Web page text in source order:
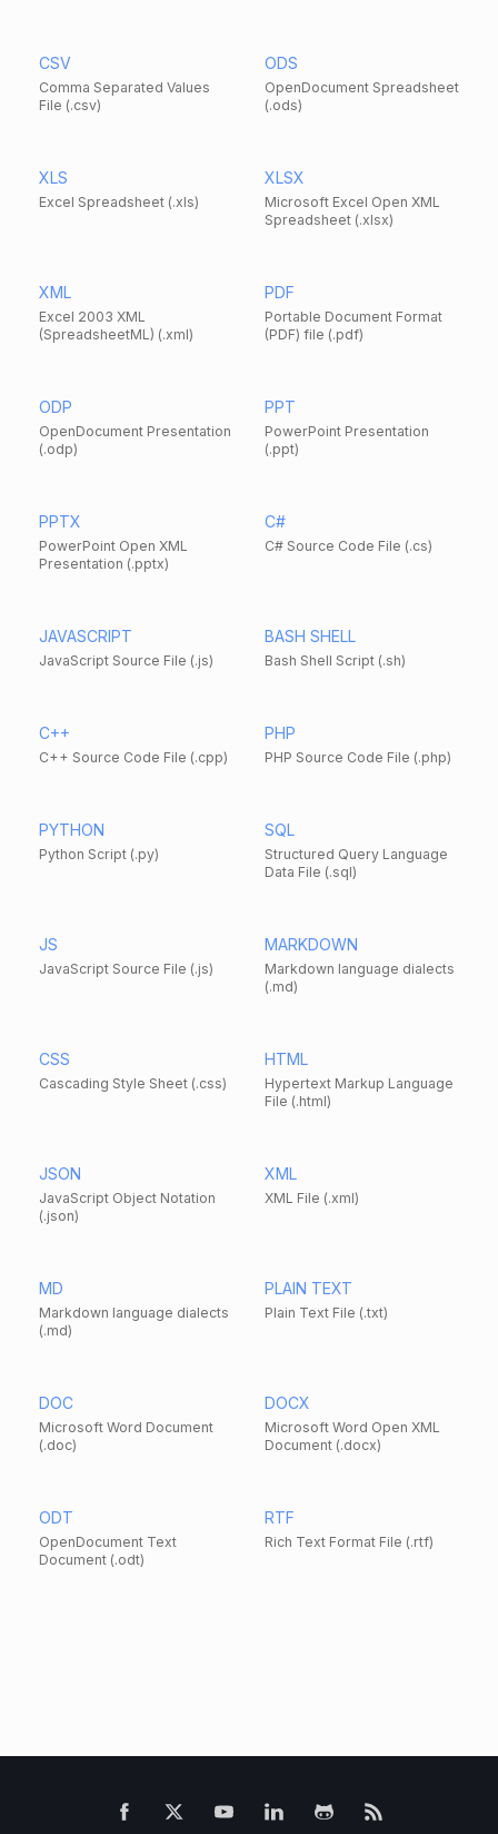
CSV
Comma Separated Values
File (.csv)
ODS
OpenDocument Spreadsheet
(.ods)
XLS
Excel Spreadsheet (.xls)
XLSX
Microsoft Excel Open XML
Spreadsheet (.xlsx)
XML
Excel 2003 XML
(SpreadsheetML) (.xml)
PDF
Portable Document Format
(PDF) file (.pdf)
ODP
OpenDocument Presentation
(.odp)
PPT
PowerPoint Presentation
(.ppt)
PPTX
PowerPoint Open XML
Presentation (.pptx)
C#
C# Source Code File (.cs)
JAVASCRIPT
JavaScript Source File (.js)
BASH SHELL
Bash Shell Script (.sh)
C++
C++ Source Code File (.cpp)
PHP
PHP Source Code File (.php)
PYTHON
Python Script (.py)
SQL
Structured Query Language
Data File (.sql)
JS
JavaScript Source File (.js)
MARKDOWN
Markdown language dialects
(.md)
CSS
Cascading Style Sheet (.css)
HTML
Hypertext Markup Language
File (.html)
JSON
JavaScript Object Notation
(.json)
XML
XML File (.xml)
MD
Markdown language dialects
(.md)
PLAIN TEXT
Plain Text File (.txt)
DOC
Microsoft Word Document
(.doc)
DOCX
Microsoft Word Open XML
Document (.docx)
ODT
OpenDocument Text
Document (.odt)
RTF
Rich Text Format File (.rtf)